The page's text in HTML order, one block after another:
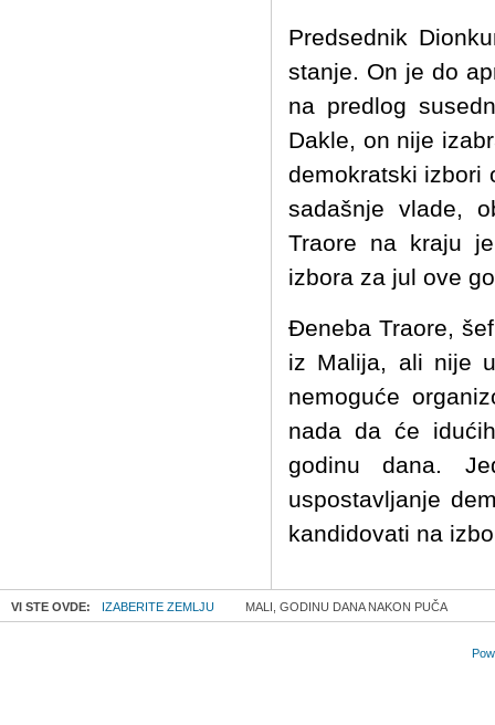
Predsednik
stanje. On je do
na predlog
Dakle, on nije
demokratski izbori
sadašnje vlade,
Traore na kraju
izbora za jul ove
Đeneba Traore,
iz Malija, ali nije
nemoguće
nada da će
godinu dana.
uspostavljanje
kandidovati na
VI STE OVDE: IZABERITE ZEMLJU MALI, GODINU DANA NAKON PUČA